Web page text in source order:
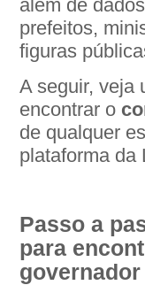
além de
prefeitos,
figuras
A seguir, veja
encontrar o
de qualquer
plataforma da
Passo a
para
governador